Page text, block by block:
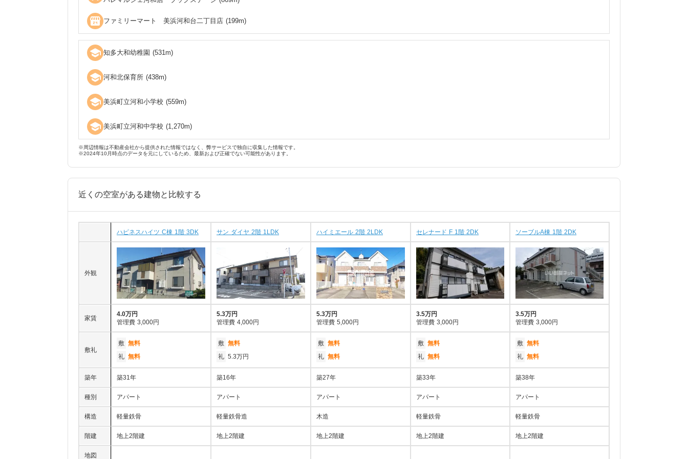
local_convenience_store ファミリーマート 美浜河和台二丁目店 (199m)
school 知多大和幼稚園 (531m)
school 河和北保育所 (438m)
school 美浜町立河和小学校 (559m)
school 美浜町立河和中学校 (1,270m)
※周辺情報は不動産会社から提供された情報ではなく、弊サービスで独自に収集した情報です。
※2024年10月時点のデータを元にしているため、最新および正確でない可能性があります。
近くの空室がある建物と比較する
ハピネスハイツ C棟 1階 3DK サン ダイヤ 2階 1LDK ハイミエール 2階 2LDK セレナード F 1階 2DK ソーブルA棟 1階 2DK
外観
家賃
4.0万円
管理費 3,000円
5.3万円
管理費 4,000円
5.3万円
管理費 5,000円
3.5万円
管理費 3,000円
3.5万円
管理費 3,000円
敷礼
敷 無料
礼 無料
敷 無料
礼 5.3万円
敷 無料
礼 無料
敷 無料
礼 無料
敷 無料
礼 無料
築年 築31年 築16年 築27年 築33年 築38年
種別 アパート アパート アパート アパート アパート
構造 軽量鉄骨 軽量鉄骨造 木造 軽量鉄骨 軽量鉄骨
階建 地上2階建 地上2階建 地上2階建 地上2階建 地上2階建
地図